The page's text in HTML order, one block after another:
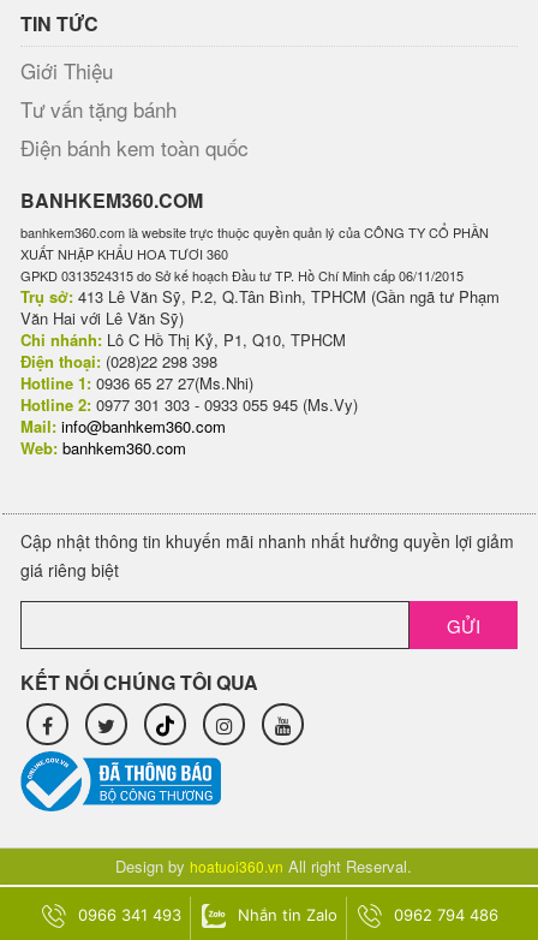
TIN TỨC
Giới Thiệu
Tư vấn tặng bánh
Điện bánh kem toàn quốc
BANHKEM360.COM
banhkem360.com là website trực thuộc quyền quản lý của CÔNG TY CỔ PHẦN
XUẤT NHẬP KHẨU HOA TƯƠI 360
GPKD 0313524315 do Sở kế hoạch Đầu tư TP. Hồ Chí Minh cấp 06/11/2015
Trụ sở: 413 Lê Văn Sỹ, P.2, Q.Tân Bình, TPHCM (Gần ngã tư Phạm
Văn Hai với Lê Văn Sỹ)
Chi nhánh: Lô C Hồ Thị Kỷ, P1, Q10, TPHCM
Điện thoại: (028)22 298 398
Hotline 1: 0936 65 27 27(Ms.Nhi)
Hotline 2: 0977 301 303 - 0933 055 945 (Ms.Vy)
Mail: info@banhkem360.com
Web: banhkem360.com
Cập nhật thông tin khuyến mãi nhanh nhất hưởng quyền lợi giảm
giá riêng biệt
GỬI
KẾT NỐI CHÚNG TÔI QUA
Design by hoatuoi360.vn All right Reserval.
0966 341 493 Nhắn tin Zalo 0962 794 486